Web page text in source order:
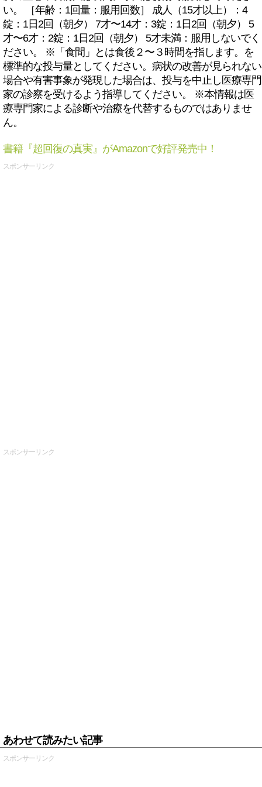
い。 ［年齢：1回量：服用回数］ 成人（15才以上）：4
錠：1日2回（朝夕） 7才〜14才：3錠：1日2回（朝夕） 5
才〜6才：2錠：1日2回（朝夕） 5才未満：服用しないでく
ださい。 ※「食間」とは食後２〜３時間を指します。を
標準的な投与量としてください。病状の改善が見られない
場合や有害事象が発現した場合は、投与を中止し医療専門
家の診察を受けるよう指導してください。 ※本情報は医
療専門家による診断や治療を代替するものではありませ
ん。
書籍『超回復の真実』がAmazonで好評発売中！
スポンサーリンク
スポンサーリンク
あわせて読みたい記事
スポンサーリンク